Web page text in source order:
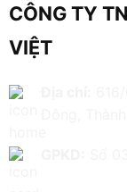
CÔNG TY
VIỆT